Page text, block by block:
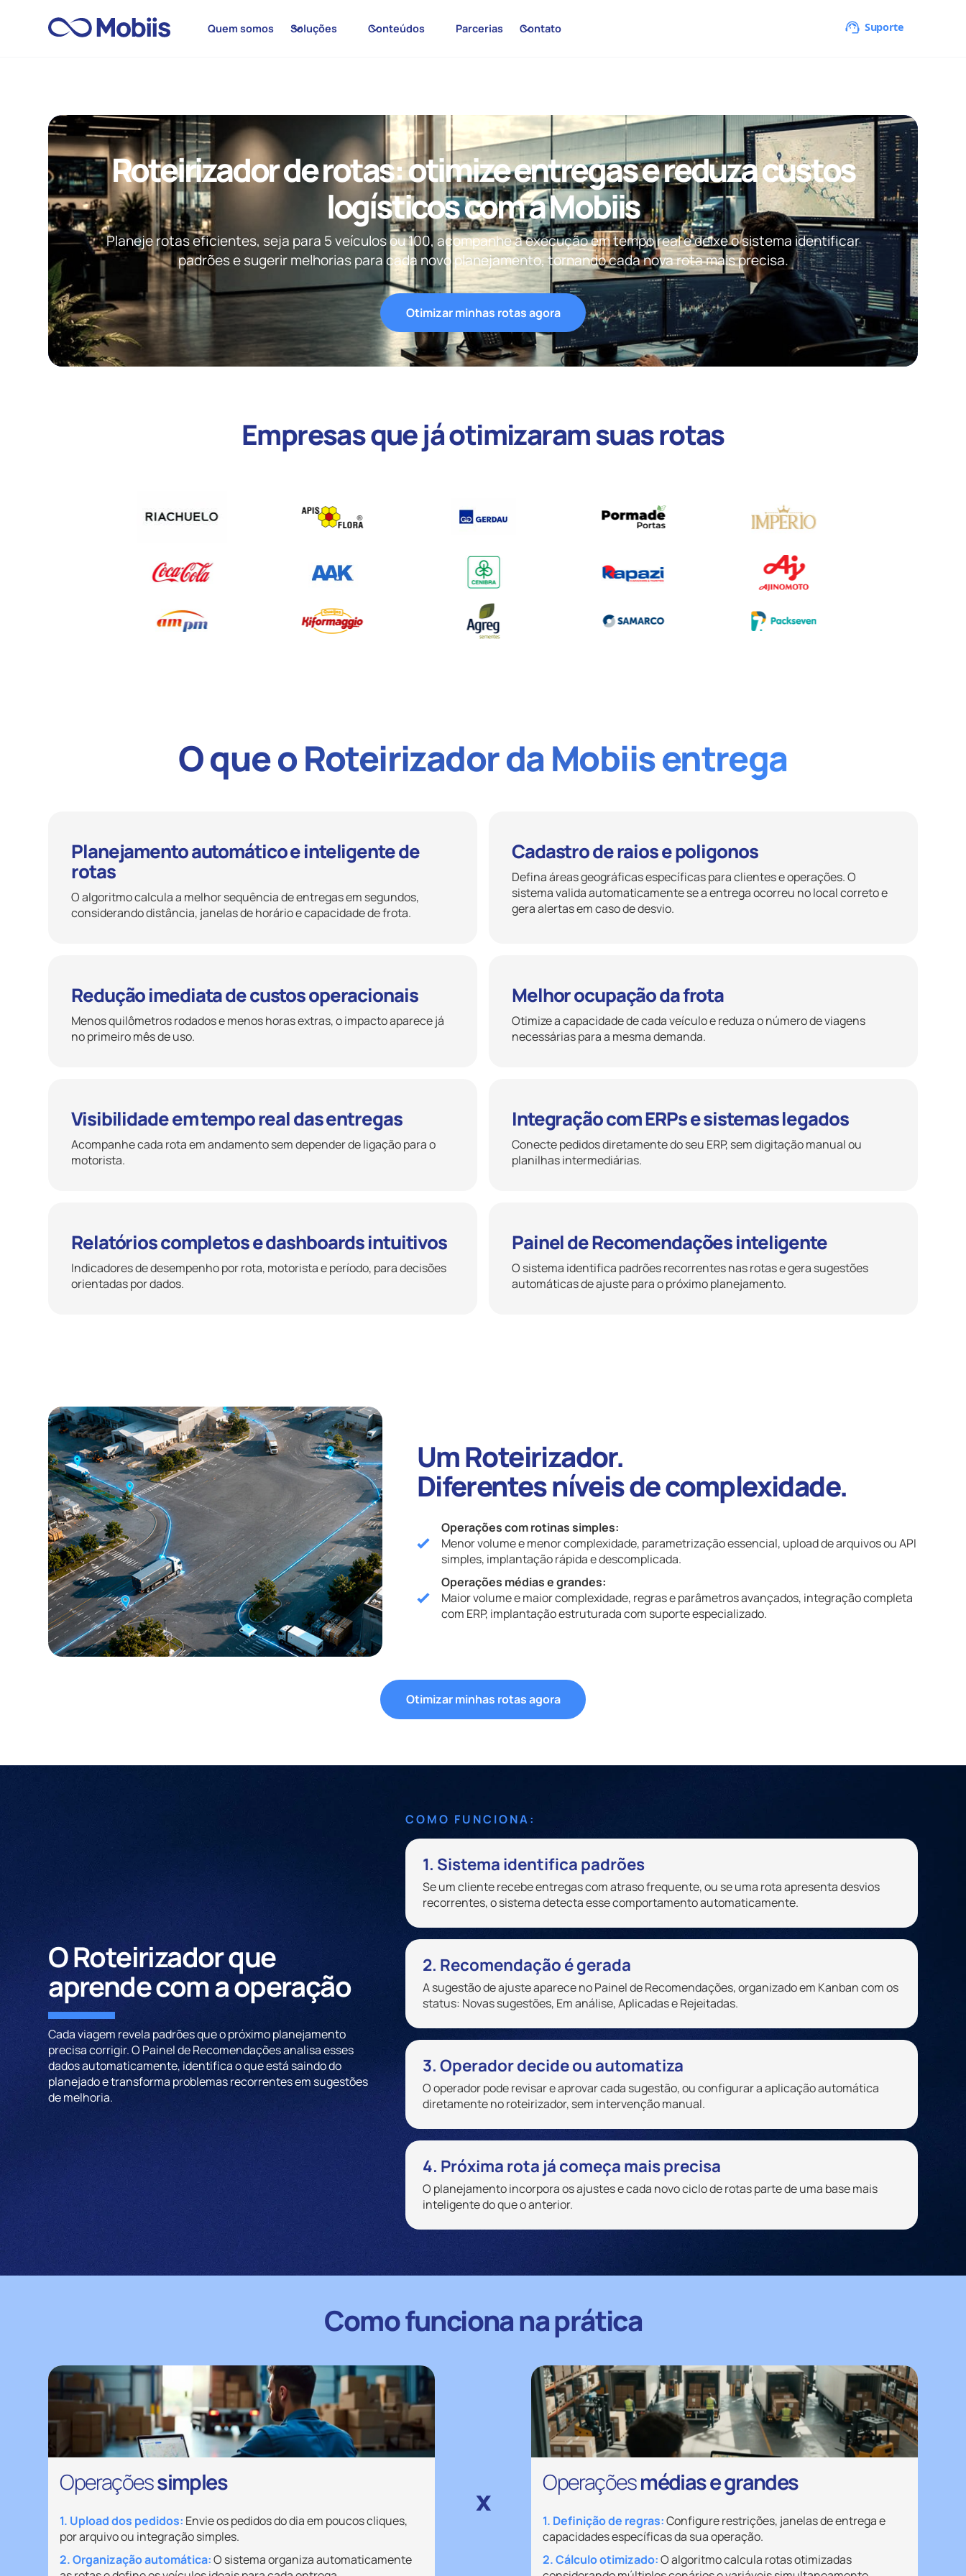
Quem somos Soluções Conteúdos Parcerias Contato Suporte
Roteirizador de rotas: otimize entregas e reduza custos
logísticos com a Mobiis
Planeje rotas eficientes, seja para 5 veículos ou 100, acompanhe a execução em tempo real e deixe o sistema identificar
padrões e sugerir melhorias para cada novo planejamento, tornando cada nova rota mais precisa.
Otimizar minhas rotas agora
Empresas que já otimizaram suas rotas
O que o Roteirizador da Mobiis entrega
Planejamento automático e inteligente de
rotas
O algoritmo calcula a melhor sequência de entregas em segundos,
considerando distância, janelas de horário e capacidade de frota.
Cadastro de raios e poligonos
Defina áreas geográficas específicas para clientes e operações. O
sistema valida automaticamente se a entrega ocorreu no local correto e
gera alertas em caso de desvio.
Redução imediata de custos operacionais
Menos quilômetros rodados e menos horas extras, o impacto aparece já
no primeiro mês de uso.
Melhor ocupação da frota
Otimize a capacidade de cada veículo e reduza o número de viagens
necessárias para a mesma demanda.
Visibilidade em tempo real das entregas
Acompanhe cada rota em andamento sem depender de ligação para o
motorista.
Integração com ERPs e sistemas legados
Conecte pedidos diretamente do seu ERP, sem digitação manual ou
planilhas intermediárias.
Relatórios completos e dashboards intuitivos
Indicadores de desempenho por rota, motorista e período, para decisões
orientadas por dados.
Painel de Recomendações inteligente
O sistema identifica padrões recorrentes nas rotas e gera sugestões
automáticas de ajuste para o próximo planejamento.
Um Roteirizador.
Diferentes níveis de complexidade.
Operações com rotinas simples:
Menor volume e menor complexidade, parametrização essencial, upload de arquivos ou API
simples, implantação rápida e descomplicada.
Operações médias e grandes:
Maior volume e maior complexidade, regras e parâmetros avançados, integração completa
com ERP, implantação estruturada com suporte especializado.
Otimizar minhas rotas agora
O Roteirizador que
aprende com a operação
Cada viagem revela padrões que o próximo planejamento
precisa corrigir. O Painel de Recomendações analisa esses
dados automaticamente, identifica o que está saindo do
planejado e transforma problemas recorrentes em sugestões
de melhoria.
COMO FUNCIONA:
1. Sistema identifica padrões
Se um cliente recebe entregas com atraso frequente, ou se uma rota apresenta desvios
recorrentes, o sistema detecta esse comportamento automaticamente.
2. Recomendação é gerada
A sugestão de ajuste aparece no Painel de Recomendações, organizado em Kanban com os
status: Novas sugestões, Em análise, Aplicadas e Rejeitadas.
3. Operador decide ou automatiza
O operador pode revisar e aprovar cada sugestão, ou configurar a aplicação automática
diretamente no roteirizador, sem intervenção manual.
4. Próxima rota já começa mais precisa
O planejamento incorpora os ajustes e cada novo ciclo de rotas parte de uma base mais
inteligente do que o anterior.
Como funciona na prática
Operaçõessimples
1. Upload dos pedidos: Envie os pedidos do dia em poucos cliques,
por arquivo ou integração simples.
2. Organização automática:O sistema organiza automaticamente
x Operaçõesmédias e grandes
1. Definição de regras:Configure restrições, janelas de entrega e
capacidades específicas da sua operação.
2. Cálculo otimizado:O algoritmo calcula rotas otimizadas